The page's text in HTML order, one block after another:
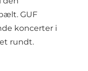
GUF
koncerter i
rundt.